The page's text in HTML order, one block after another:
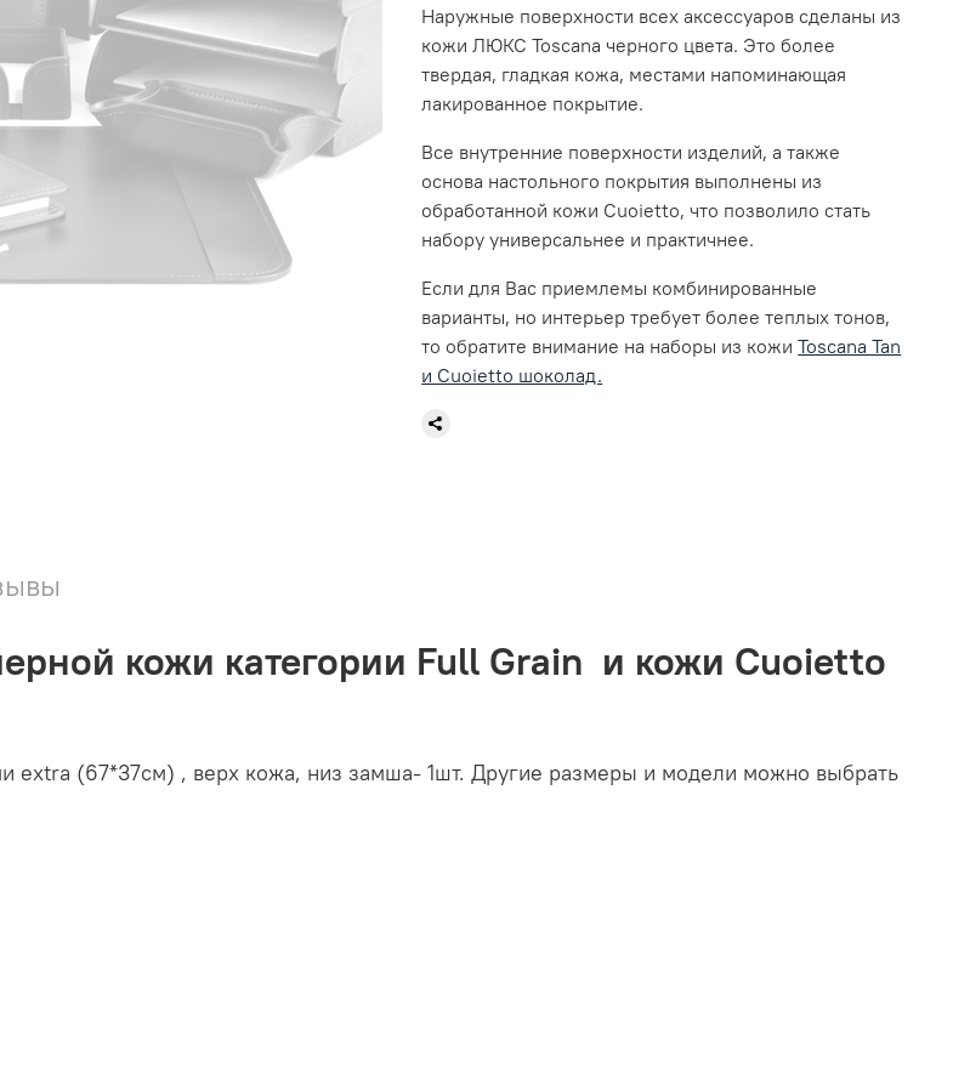
Наружные поверхности всех аксессуаров сделаны из
кожи ЛЮКС Toscana черного цвета. Это более
твердая, гладкая кожа, местами напоминающая
лакированное покрытие.
Все внутренние поверхности изделий, а также
основа настольного покрытия выполнены из
обработанной кожи Cuoietto, что позволило стать
набору универсальнее и практичнее.
Если для Вас приемлемы комбинированные
варианты, но интерьер требует более теплых тонов,
то обратите внимание на наборы из кожиToscana Tan
и Сuoietto шоколад.
кожи категории Full Grain и кожи Cuoietto
extra (67*37см) , верх кожа, низ замша- 1шт. Другие размеры и модели можно выбрать